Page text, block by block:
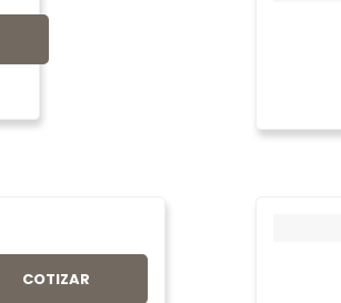
COTIZAR